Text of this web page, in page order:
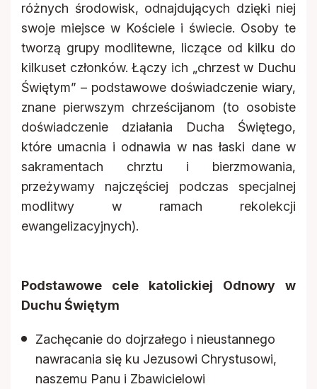
różnych środowisk, odnajdujących dzięki niej
swoje miejsce w Kościele i świecie. Osoby te
tworzą grupy modlitewne, liczące od kilku do
kilkuset członków. Łączy ich „chrzest w Duchu
Świętym” – podstawowe doświadczenie wiary,
znane pierwszym chrześcijanom (to osobiste
doświadczenie działania Ducha Świętego,
które umacnia i odnawia w nas łaski dane w
sakramentach chrztu i bierzmowania,
przeżywamy najczęściej podczas specjalnej
modlitwy w ramach rekolekcji
ewangelizacyjnych).
Podstawowe cele katolickiej Odnowy w
Duchu Świętym
Zachęcanie do dojrzałego i nieustannego
nawracania się ku Jezusowi Chrystusowi,
naszemu Panu i Zbawicielowi